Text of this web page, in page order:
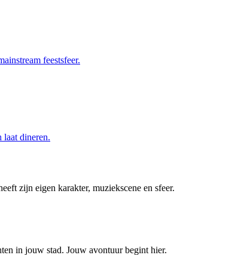
feestsfeer.
dineren.
zijn eigen karakter, muziekscene en sfeer.
in jouw stad. Jouw avontuur begint hier.